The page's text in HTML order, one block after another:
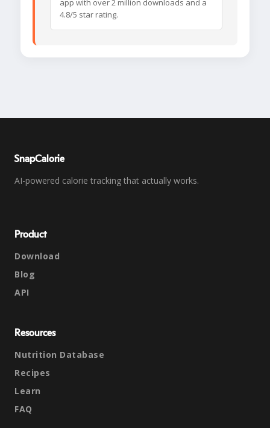
app with over 2 million downloads and a
4.8/5 star rating.
SnapCalorie
AI-powered calorie tracking that actually works.
Product
Download
Blog
API
Resources
Nutrition Database
Recipes
Learn
FAQ